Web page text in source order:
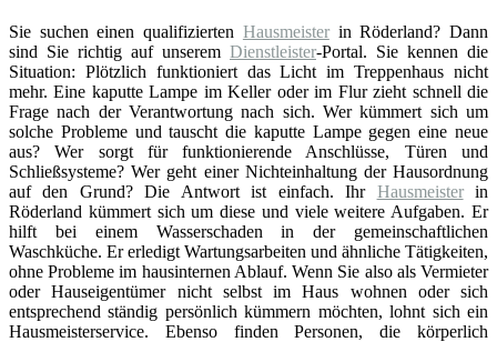
Sie suchen einen qualifizierten Hausmeisterin Röderland? Dann
sind Sie richtig auf unserem Dienstleister-Portal. Sie kennen die
Situation: Plötzlich funktioniert das Licht im Treppenhaus nicht
mehr. Eine kaputte Lampe im Keller oder im Flur zieht schnell die
Frage nach der Verantwortung nach sich. Wer kümmert sich um
solche Probleme und tauscht die kaputte Lampe gegen eine neue
aus? Wer sorgt für funktionierende Anschlüsse, Türen und
Schließsysteme? Wer geht einer Nichteinhaltung der Hausordnung
auf den Grund? Die Antwort ist einfach. Ihr Hausmeisterin
Röderland kümmert sich um diese und viele weitere Aufgaben. Er
hilft bei einem Wasserschaden in der gemeinschaftlichen
Waschküche. Er erledigt Wartungsarbeiten und ähnliche Tätigkeiten,
ohne Probleme im hausinternen Ablauf. Wenn Sie also als Vermieter
oder Hauseigentümer nicht selbst im Haus wohnen oder sich
entsprechend ständig persönlich kümmern möchten, lohnt sich ein
Hausmeisterservice. Ebenso finden Personen, die körperlich